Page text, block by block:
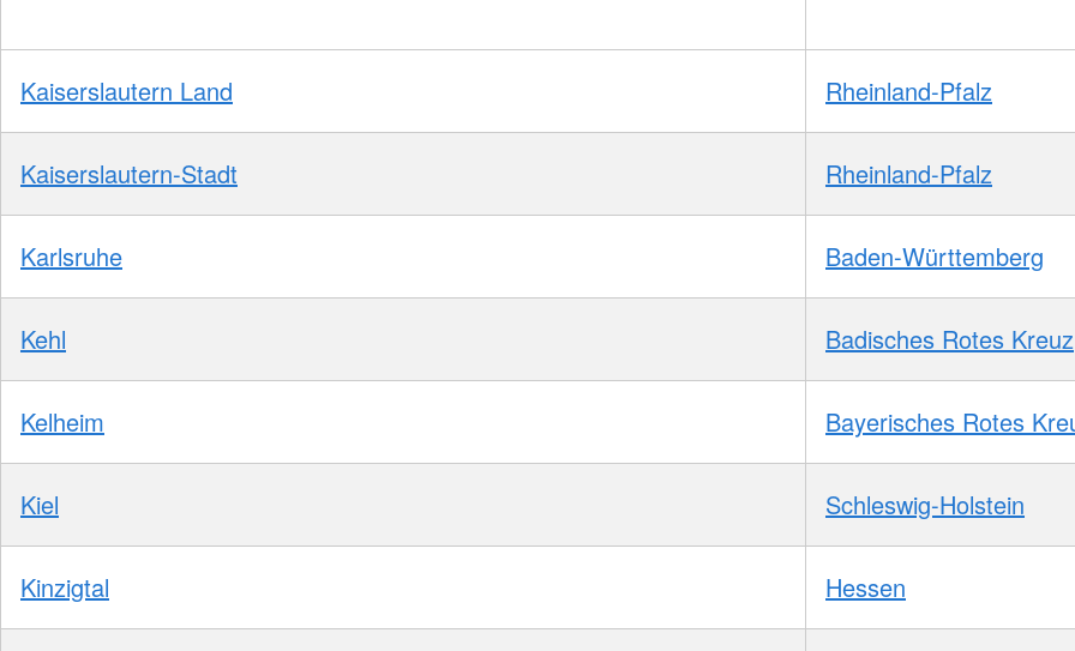
Kaiserslautern Land Rheinland-Pfalz
Kaiserslautern-Stadt Rheinland-Pfalz
Karlsruhe Baden-Württemberg
Kehl Badisches Rotes Kreuz
Kelheim Bayerisches Rotes
Kiel Schleswig-Holstein
Kinzigtal Hessen